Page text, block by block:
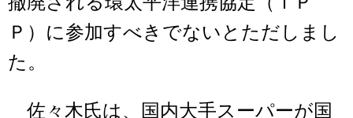
Ｐ）に参加すべきでないとただしまし
た。
佐々木氏は、国内大手スーパーが国